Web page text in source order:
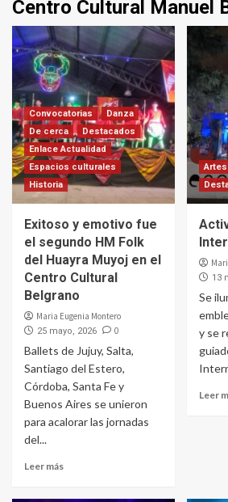
Centro Cultural Manuel
Convocatorias
Danza
De cerca
Destacados
Enlace Actualidad
Espacios culturales
Historia
Exitoso y emotivo fue
el segundo HM Folk
del Huayra Muyoj en el
Centro Cultural
Belgrano
Maria Eugenia Montero
25 mayo, 2026 0
Ballets de Jujuy, Salta,
Santiago del Estero,
Córdoba, Santa Fe y
Buenos Aires se unieron
para acalorar las jornadas
del...
Leer más
13
Se
y se
Leer